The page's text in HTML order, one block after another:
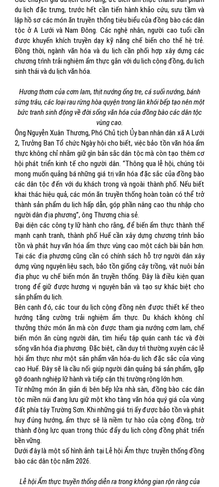
du lịch đặc trưng, trước hết cần tiến hành khảo cứu, sưu tầm và
lập hồ sơ các món ăn truyền thống tiêu biểu của đồng bào các dân
tộc ở A Lưới và Nam Đông. Các nghệ nhân, người cao tuổi cần
được khuyến khích truyền dạy kỹ năng chế biến cho thế hệ trẻ.
Đồng thời, ngành văn hóa và du lịch cần phối hợp xây dựng các
chương trình trải nghiệm ẩm thực gắn với du lịch cộng đồng, du lịch
sinh thái và du lịch văn hóa.
Hương thơm của cơm lam, thịt nướng ống tre, cá suối nướng, bánh
sừng trâu, các loại rau rừng hòa quyện trong làn khói bếp tạo nên một
bức tranh sinh động về đời sống văn hóa của đồng bào các dân tộc
vùng cao.
Ông Nguyễn Xuân Thương, Phó Chủ tịch Ủy ban nhân dân xã A Lưới
2, Trưởng Ban Tổ chức Ngày hội cho biết, việc bảo tồn văn hóa ẩm
thực không chỉ nhằm giữ gìn bản sắc dân tộc mà còn tạo thêm cơ
hội phát triển kinh tế cho người dân. “Thông qua lễ hội, chúng tôi
mong muốn quảng bá những giá trị văn hóa đặc sắc của đồng bào
các dân tộc đến với du khách trong và ngoài thành phố. Nếu biết
khai thác hiệu quả, các món ăn truyền thống hoàn toàn có thể trở
thành sản phẩm du lịch hấp dẫn, góp phần nâng cao thu nhập cho
người dân địa phương”, ông Thương chia sẻ.
Đại diện các công ty lữ hành cho rằng, để biến ẩm thực thành thế
mạnh cạnh tranh, thành phố Huế cần xây dựng chương trình bảo
tồn và phát huy văn hóa ẩm thực vùng cao một cách bài bản hơn.
Tại các địa phương cũng cần có chính sách hỗ trợ người dân xây
dựng vùng nguyên liệu sạch, bảo tồn giống cây trồng, vật nuôi bản
địa phục vụ chế biến món ăn truyền thống. Đây là điều kiện quan
trọng để giữ được hương vị nguyên bản và tạo sự khác biệt cho
sản phẩm du lịch.
Bên cạnh đó, các tour du lịch cộng đồng nên được thiết kế theo
hướng tăng cường trải nghiệm ẩm thực. Du khách không chỉ
thưởng thức món ăn mà còn được tham gia nướng cơm lam, chế
biến món ăn cùng người dân, tìm hiểu tập quán canh tác và đời
sống văn hóa địa phương. Đặc biệt, cần duy trì thường xuyên các lễ
hội ẩm thực như một sản phẩm văn hóa-du lịch đặc sắc của vùng
cao Huế. Đây sẽ là cầu nối giúp người dân quảng bá sản phẩm, gặp
gỡ doanh nghiệp lữ hành và tiếp cận thị trường rộng lớn hơn.
Từ những món ăn giản dị bên bếp lửa nhà sàn, đồng bào các dân
tộc miền núi đang lưu giữ một kho tàng văn hóa quý giá của vùng
đất phía tây Trường Sơn. Khi những giá trị ấy được bảo tồn và phát
huy đúng hướng, ẩm thực sẽ là niềm tự hào của cộng đồng, trở
thành động lực quan trọng thúc đẩy du lịch cộng đồng phát triển
bền vững.
Dưới đây là một số hình ảnh tại Lễ hội Ẩm thực truyền thống đồng
bào các dân tộc năm 2026.
Lễ hội Ẩm thực truyền thống diễn ra trong không gian rộn ràng của